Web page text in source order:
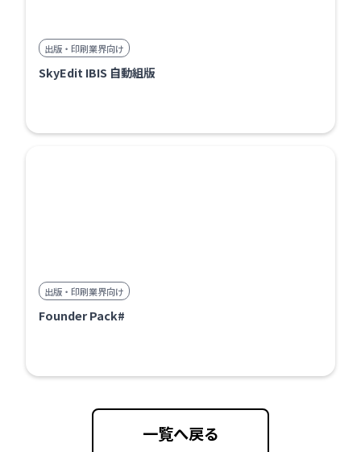
出版・印刷業界向け
SkyEdit IBIS 自動組版
出版・印刷業界向け
Founder Pack#
一覧へ戻る